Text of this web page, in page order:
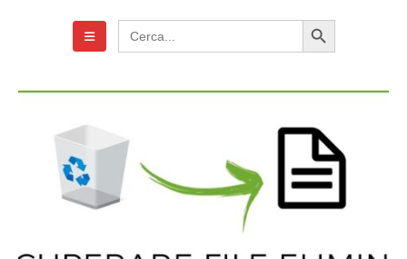
Search
for:
Search Button